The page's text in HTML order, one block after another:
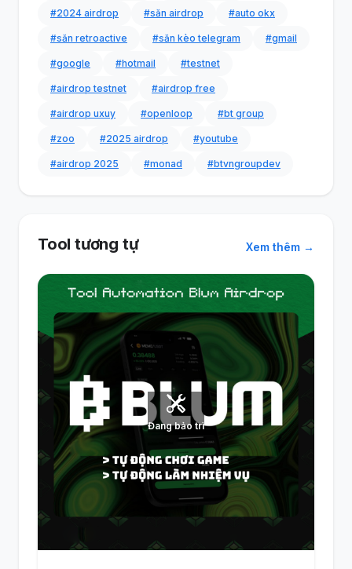
#2024 airdrop #săn airdrop #auto okx
#săn retroactive #săn kèo telegram #gmail
#google #hotmail #testnet
#airdrop testnet #airdrop free
#airdrop uxuy #openloop #bt group
#zoo #2025 airdrop #youtube
#airdrop 2025 #monad #btvngroupdev
Tool tương tự Xem thêm →
Đang bảo trì